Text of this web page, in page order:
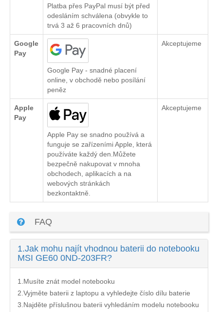
Platba přes PayPal musí být před
odesláním schválena (obvykle to
trvá 3 až 6 pracovních dnů)
Google
Pay
Google Pay - snadné placení
online, v obchodě nebo posílání
peněz
Akceptujeme
Apple
Pay
Apple Pay se snadno používá a
funguje se zařízeními Apple, která
používáte každý den.Můžete
bezpečně nakupovat v mnoha
obchodech, aplikacích a na
webových stránkách
bezkontaktně.
Akceptujeme
FAQ
1.Jak mohu najít vhodnou baterii do notebooku
MSI GE60 0ND-203FR?
1.Musíte znát model notebooku
2.Vyjměte baterii z laptopu a vyhledejte číslo dílu baterie
3.Najděte příslušnou baterii vyhledáním modelu notebooku